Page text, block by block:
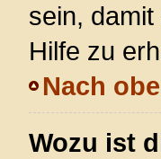
sein,
Hilfe zu
Nach
Wozu ist